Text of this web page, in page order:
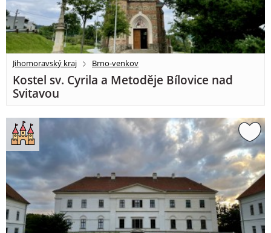
Jihomoravský kraj Brno-venkov
Kostel sv. Cyrila a Metoděje Bílovice nad
Svitavou